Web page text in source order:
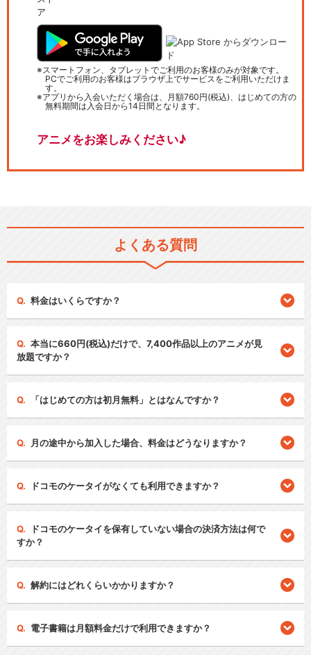
スマートフォン、タブレットでご利用のお客様のみが対象です。
PCでご利用のお客様はブラウザ上でサービスをご利用いただけま
す。
アプリから入会いただく場合は、月額760円(税込)、はじめての方の
無料期間は入会日から14日間となります。
アニメをお楽しみください♪
よくある質問
料金はいくらですか？
本当に660円(税込)だけで、7,400作品以上のアニメが見
放題ですか？
「はじめての方は初月無料」とはなんですか？
月の途中から加入した場合、料金はどうなりますか？
ドコモのケータイがなくても利用できますか？
ドコモのケータイを保有していない場合の決済方法は何で
すか？
解約にはどれくらいかかりますか？
電子書籍は月額料金だけで利用できますか？